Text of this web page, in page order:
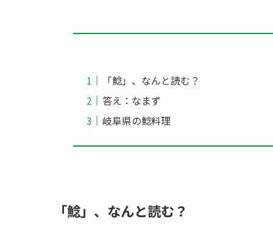
「鯰」、なんと読む？
答え：なまず
岐阜県の鯰料理
「鯰」、なんと読む？